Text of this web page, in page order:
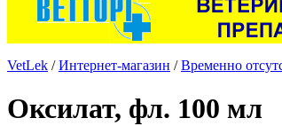
VetLek /Интернет-магазин /Временно
Оксилат, фл. 100 мл